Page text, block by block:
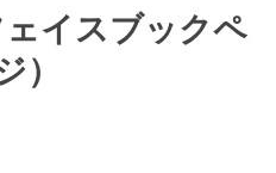
イスブックペ
）